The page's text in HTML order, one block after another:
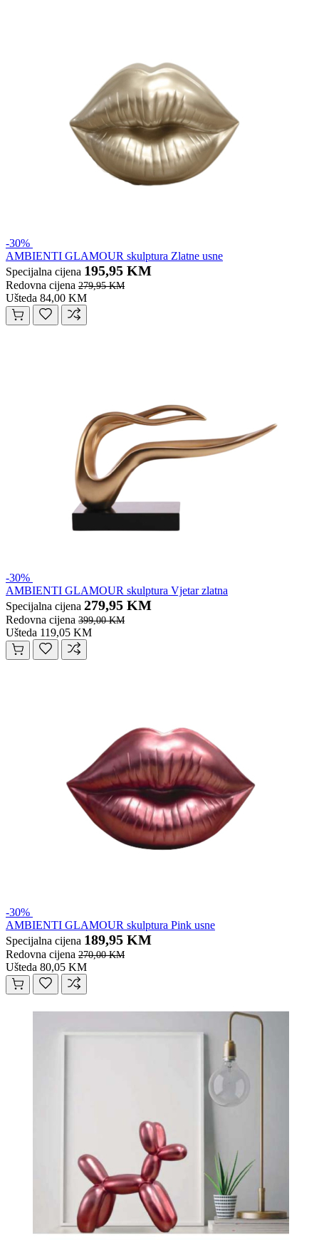
-30%
AMBIENTI GLAMOUR skulptura Zlatne usne
Specijalna cijena 195,95 KM
Redovna cijena 279,95 KM
Ušteda 84,00 KM
-30%
AMBIENTI GLAMOUR skulptura Vjetar zlatna
Specijalna cijena 279,95 KM
Redovna cijena 399,00 KM
Ušteda 119,05 KM
-30%
AMBIENTI GLAMOUR skulptura Pink usne
Specijalna cijena 189,95 KM
Redovna cijena 270,00 KM
Ušteda 80,05 KM